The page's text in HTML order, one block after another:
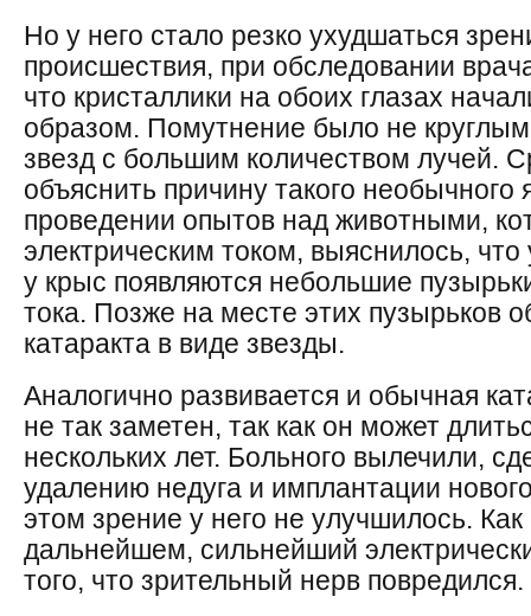
Но у него стало резко ухудшаться
происшествия, при обследовании
что кристаллики на обоих глазах
образом. Помутнение было не
звезд с большим количеством лучей.
объяснить причину такого необычного
проведении опытов над животными,
электрическим током, выяснилось,
у крыс появляются небольшие
тока. Позже на месте этих пузырьков
катаракта в виде звезды.
Аналогично развивается и обычная
не так заметен, так как он может
нескольких лет. Больного вылечили,
удалению недуга и имплантации
этом зрение у него не улучшилось. Как
дальнейшем, сильнейший
того, что зрительный нерв повредился.